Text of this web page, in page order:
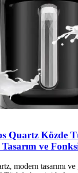
Quartz Közde
ve
modern tasarımı